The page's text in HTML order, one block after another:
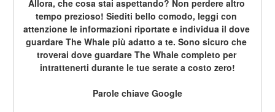
Allora, che cosa stai aspettando? Non perdere altro
tempo prezioso! Siediti bello comodo, leggi con
attenzione le informazioni riportate e individua il dove
guardare The Whale più adatto a te. Sono sicuro che
troverai dove guardare The Whale completo per
intrattenerti durante le tue serate a costo zero!
Parole chiave Google